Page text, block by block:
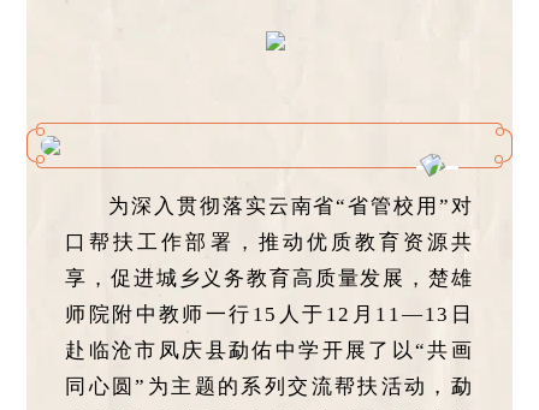
为深入贯彻落实云南省“省管校用”对
口帮扶工作部署，推动优质教育资源共
享，促进城乡义务教育高质量发展，楚雄
师院附中教师一行15人于12月11—13日
赴临沧市凤庆县勐佑中学开展了以“共画
同心圆”为主题的系列交流帮扶活动，勐